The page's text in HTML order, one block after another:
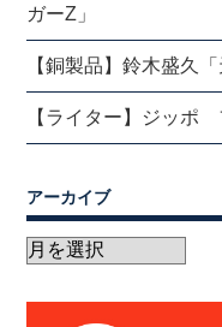
ガーZ」
【銅製品】鈴木盛久「
【ライター】ジッ
アーカイブ